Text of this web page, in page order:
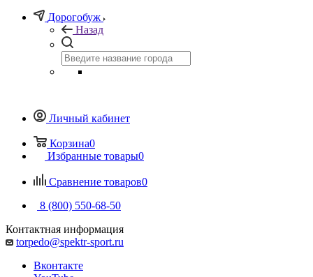
Дорогобуж
Назад
Личный кабинет
Корзина0
Избранные товары0
Сравнение товаров0
8 (800) 550-68-50
Контактная информация
torpedo@spektr-sport.ru
Вконтакте